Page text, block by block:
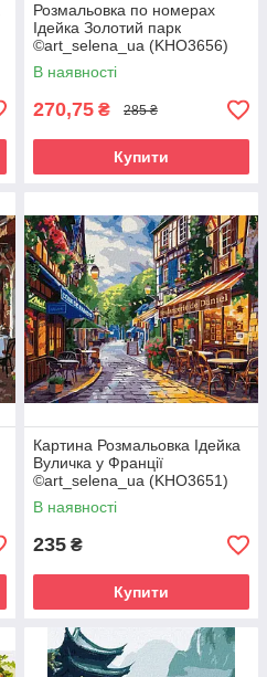
Розмальовка по номерах
Ідейка Золотий парк
©art_selena_ua (KHO3656)
40 х 50 см
В наявності
270,75 ₴ 285 ₴
Купити
Картина Розмальовка Ідейка
Вуличка у Франції
©art_selena_ua (KHO3651)
40 х 50 см
В наявності
235 ₴
Купити